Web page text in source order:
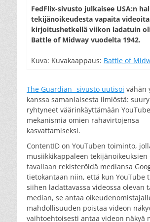
FedFlix-sivusto julkaisee USA:n
tekijänoikeudesta vapaita
kirjoitushetkellä viikon ladatuin
Battle of Midway vuodelta 1942.
Kuva: Kuvakaappaus: Battle of
The Guardian -sivusto uutisoi vähän
kanssa samanlaisesta ilmiöstä:
ryhtyneet väärinkäyttämään
mekanismia omien rahavirtojensa
kasvattamiseksi.
ContentID on YouTuben toiminto,
musiikkikappaleen tekijänoikeuksien
tavallaan rekisteröidä mediansa
tietokantaan niin, että kun YouTube
siihen ladattavassa videossa olevan
median, se antaa
mahdollisuuden poistaa videon
vaihtoehtoisesti antaa videon näkyä